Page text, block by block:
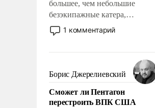
большее, чем небольшие
безэкипажные катера,
применение которых уже
стало обыденностью. Задача по
сложна и амбициозна. Однако
и ее реализация радикально
поднимет наши боевые
возможности.
1 комментарий
Борис Джерелиевский
Сможет ли Пентагон
перестроить ВПК США